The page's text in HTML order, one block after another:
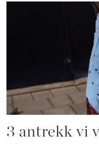
3 antrekk vi